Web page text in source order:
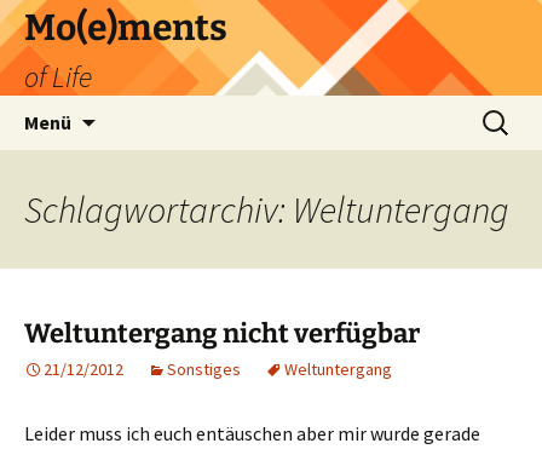
Zum
Inhalt
springen
Mo(e)ments
of Life
Menü
Suchen
nach:
Schlagwortarchiv: Weltuntergang
Weltuntergang nicht verfügbar
21/12/2012 Sonstiges Weltuntergang
Leider muss ich euch entäuschen aber mir wurde gerade